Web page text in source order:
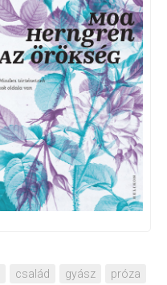
család gyász
próza